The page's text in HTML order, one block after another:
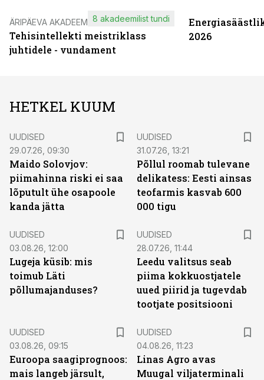
ÄRIPÄEVA AKADEEMIA
Tehisintellekti meistriklass
juhtidele - vundament
8 akadeemilist tundi
2026
HETKEL KUUM
UUDISED
29.07.26, 09:30
Maido Solovjov:
piimahinna riski ei saa
lõputult ühe osapoole
kanda jätta
UUDISED
31.07.26, 13:21
Põllul roomab tulevane
delikatess: Eesti ainsas
teofarmis kasvab 600
000 tigu
UUDISED
03.08.26, 12:00
Lugeja küsib: mis
toimub Läti
põllumajanduses?
UUDISED
28.07.26, 11:44
Leedu valitsus seab
piima kokkuostjatele
uued piirid ja tugevdab
tootjate positsiooni
UUDISED
03.08.26, 09:15
Euroopa saagiprognoos:
mais langeb järsult,
UUDISED
04.08.26, 11:23
Linas Agro avas
Muugal viljaterminali